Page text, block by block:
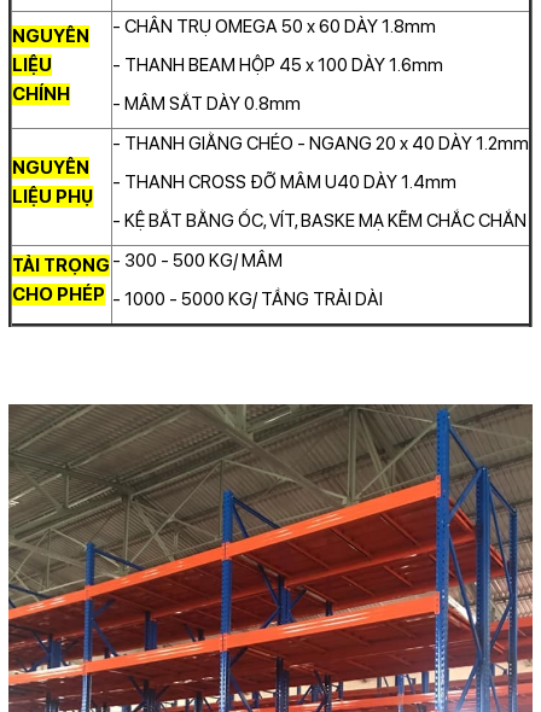
NGUYÊN
LIỆU
CHÍNH
- CHÂN TRỤ OMEGA 50 x 60 DÀY 1.8mm
- THANH BEAM HỘP 45 x 100 DÀY 1.6mm
- MÂM SẮT DÀY 0.8mm
NGUYÊN
LIỆU PHỤ
- THANH GIẰNG CHÉO - NGANG 20 x 40 DÀY 1.2mm
- THANH CROSS ĐỠ MÂM U40 DÀY 1.4mm
- KỆ BẮT BẰNG ỐC, VÍT, BASKE MẠ KẼM CHẮC CHẮN
TẢI TRỌNG
CHO PHÉP
- 300 - 500 KG/ MÂM
- 1000 - 5000 KG/ TẦNG TRẢI DÀI